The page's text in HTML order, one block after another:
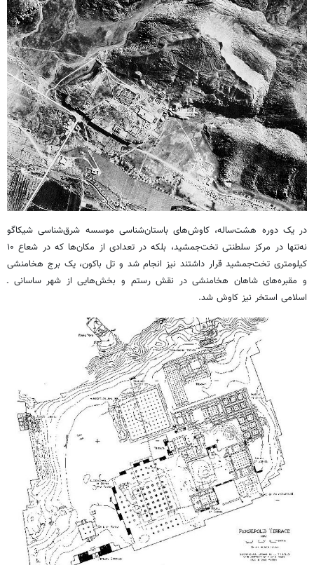
در یک دوره هشت‌ساله، کاوش‌های باستان‌شناسی موسسه شرق‌شناسی شیکاگو
نه‌تنها در مرکز سلطنتی تخت‌جمشید، بلکه در تعدادی از مکان‌ها که در شعاع ۱۰
کیلومتری تخت‌جمشید قرار داشتند نیز انجام شد و تل باکون، یک برج هخامنشی
و مقبره‌های شاهان هخامنشی در نقش رستم و بخش‌هایی از شهر ساسانی ـ
اسلامی استخر نیز کاوش شد.